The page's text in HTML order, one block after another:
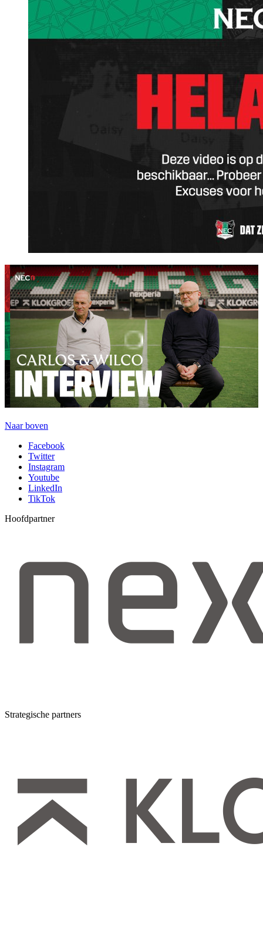
Naar boven
Facebook
Twitter
Instagram
Youtube
LinkedIn
TikTok
Hoofdpartner
Strategische partners